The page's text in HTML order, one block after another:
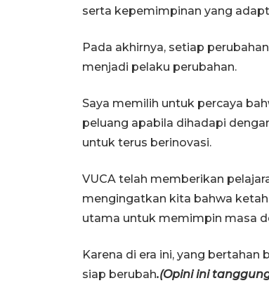
serta kepemimpinan yang
Pada akhirnya, setiap
menjadi pelaku perubahan.
Saya memilih untuk percaya
peluang apabila dihadapi
untuk terus berinovasi.
VUCA telah memberikan
mengingatkan kita bahwa
utama untuk memimpin masa
Karena di era ini, yang
siap berubah.(Opini ini